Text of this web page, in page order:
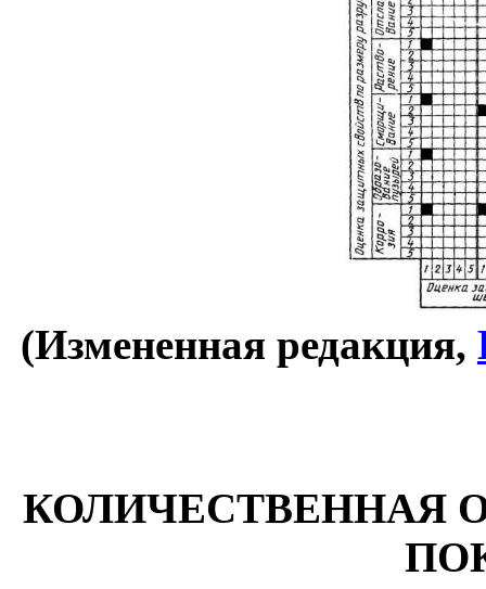
(Измененная редакция,
КОЛИЧЕСТВЕННАЯ